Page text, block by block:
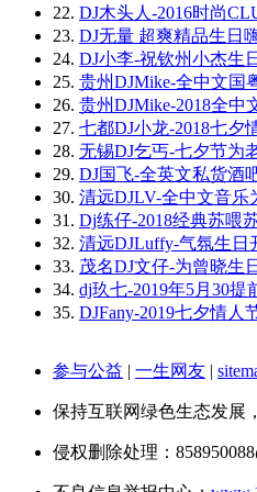
22. DJ木头人-2016时尚
23. DJ无量 超爽精品生日
24. DJ小李-祝钦州小杰生
25. 贵州DJMike-全中文国
26. 贵州DJMike-2018全中
27. 七都DJ小龙-2018七夕
28. 无锡DJ乞丐-七夕节为
29. DJ国飞-全英文私货酒
30. 清远DJLV-全中文音乐
31. Dj练仔-2018经典苏喂
32. 清远DJLuffy-气氛生日
33. 茂名DJ文仔-为曾晓生
34. dj玖七-2019年5月30
35. DJFany-2019七夕情
参与公益 | 一生网友 |
保持互联网绿色生态发展
侵权删除处理：